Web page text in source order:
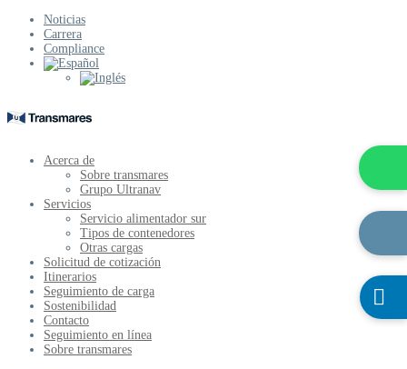
Noticias
Carrera
Compliance
Acerca de
Sobre transmares
Grupo Ultranav
Servicios
Servicio alimentador sur
Tipos de contenedores
Otras cargas
Solicitud de cotización
Itinerarios
Seguimiento de carga
Sostenibilidad
Contacto
Seguimiento en línea
Sobre transmares
